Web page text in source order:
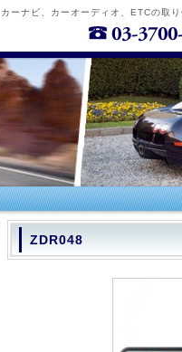
カーナビ、カーオーディオ、ETCの取
ZDR048